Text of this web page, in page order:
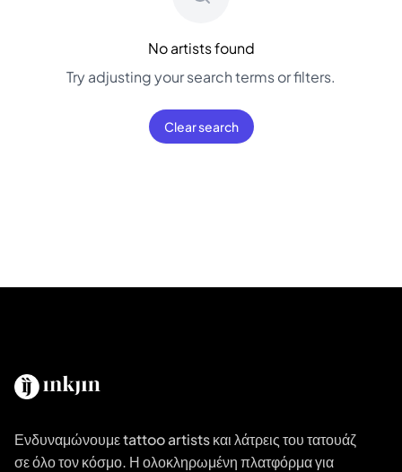
No artists found
Try adjusting your search terms or filters.
Clear search
Ενδυναμώνουμε tattoo artists και λάτρεις του τατουάζ
σε όλο τον κόσμο. Η ολοκληρωμένη πλατφόρμα για